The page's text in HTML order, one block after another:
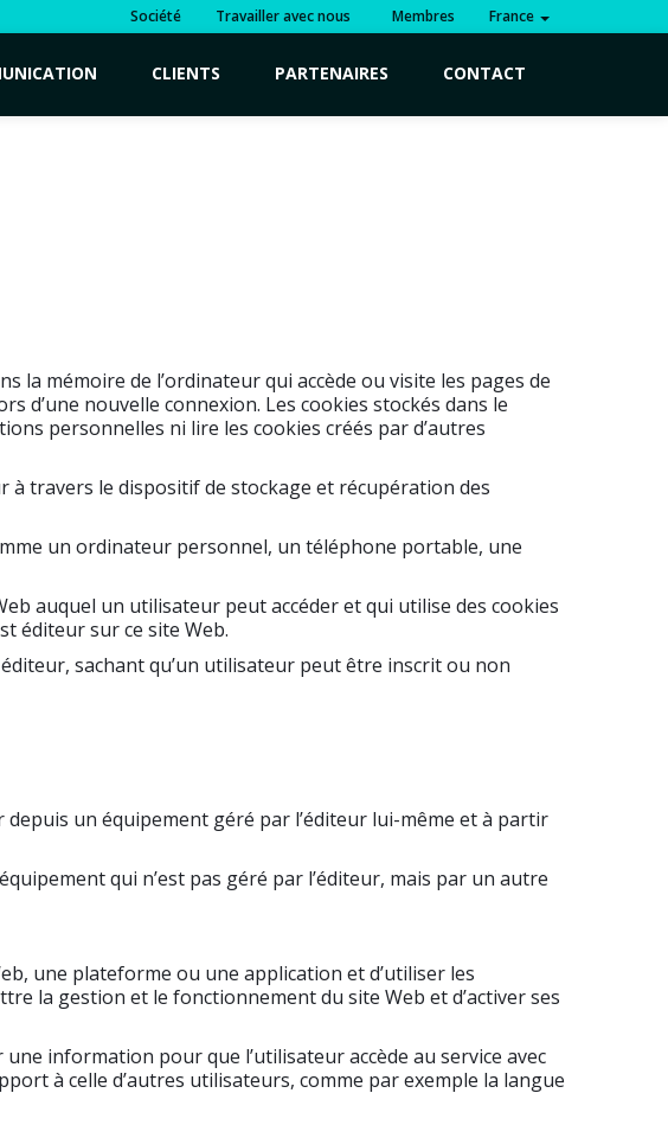
Société Travailler avec nous Membres France
CLIENTS PARTENAIRES CONTACT
la mémoire de l’ordinateur qui accède ou visite les pages de
d’une nouvelle connexion. Les cookies stockés dans le
personnelles ni lire les cookies créés par d’autres
à travers le dispositif de stockage et récupération des
un ordinateur personnel, un téléphone portable, une
auquel un utilisateur peut accéder et qui utilise des cookies
éditeur sur ce site Web.
sachant qu’un utilisateur peut être inscrit ou non
depuis un équipement géré par l’éditeur lui-même et à partir
qui n’est pas géré par l’éditeur, mais par un autre
une plateforme ou une application et d’utiliser les
la gestion et le fonctionnement du site Web et d’activer ses
information pour que l’utilisateur accède au service avec
à celle d’autres utilisateurs, comme par exemple la langue